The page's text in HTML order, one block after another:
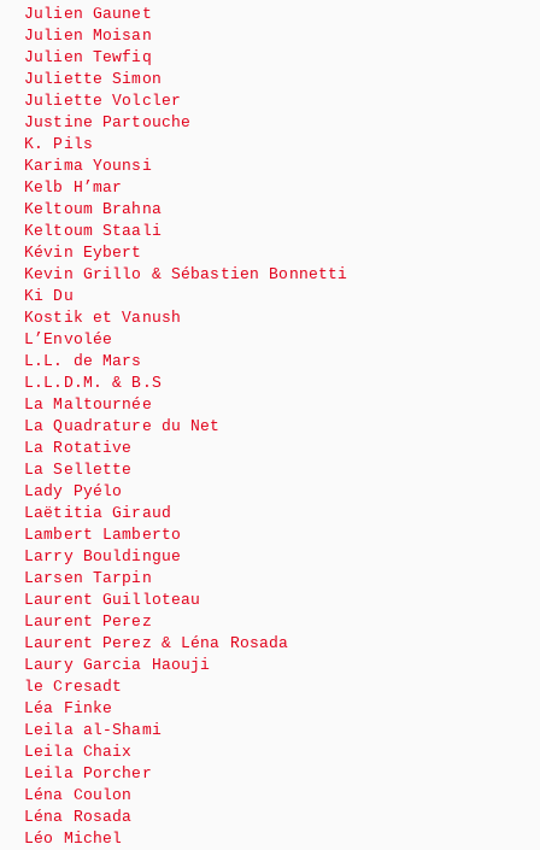
Julien Gaunet
Julien Moisan
Julien Tewfiq
Juliette Simon
Juliette Volcler
Justine Partouche
K. Pils
Karima Younsi
Kelb H’mar
Keltoum Brahna
Keltoum Staali
Kévin Eybert
Kevin Grillo & Sébastien Bonnetti
Ki Du
Kostik et Vanush
L’Envolée
L.L. de Mars
L.L.D.M. & B.S
La Maltournée
La Quadrature du Net
La Rotative
La Sellette
Lady Pyélo
Laëtitia Giraud
Lambert Lamberto
Larry Bouldingue
Larsen Tarpin
Laurent Guilloteau
Laurent Perez
Laurent Perez & Léna Rosada
Laury Garcia Haouji
le Cresadt
Léa Finke
Leila al-Shami
Leila Chaix
Leila Porcher
Léna Coulon
Léna Rosada
Léo Michel